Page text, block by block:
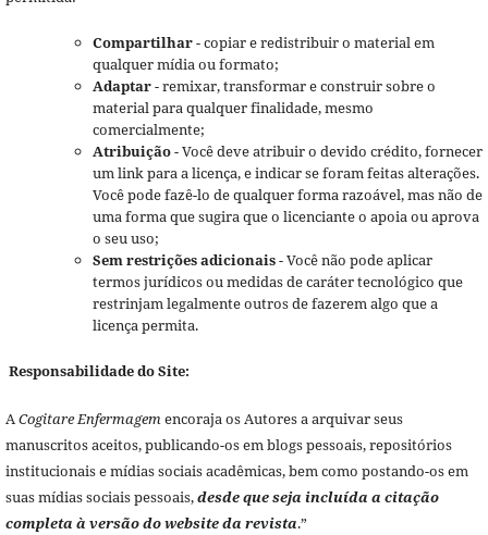
Compartilhar- copiar e redistribuir o material em
qualquer mídia ou formato;
Adaptar- remixar, transformar e construir sobre o
material para qualquer finalidade, mesmo
comercialmente;
Atribuição- Você deve atribuir o devido crédito, fornecer
um link para a licença, e indicar se foram feitas alterações.
Você pode fazê-lo de qualquer forma razoável, mas não de
uma forma que sugira que o licenciante o apoia ou aprova
o seu uso;
Sem restrições adicionais- Você não pode aplicar
termos jurídicos ou medidas de caráter tecnológico que
restrinjam legalmente outros de fazerem algo que a
licença permita.
Responsabilidade do Site:
ACogitare Enfermagemencoraja os Autores a arquivar seus
manuscritos aceitos, publicando-os em blogs pessoais, repositórios
institucionais e mídias sociais acadêmicas, bem como postando-os em
suas mídias sociais pessoais,desde que seja incluída a citação
completa à versão do website da revista.”